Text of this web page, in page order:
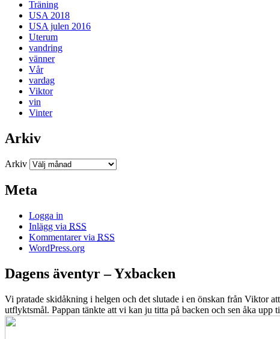
Träning
USA 2018
USA julen 2016
Uterum
vandring
vänner
Vår
vardag
Viktor
vin
Vinter
Arkiv
Arkiv
Meta
Logga in
Inlägg via RSS
Kommentarer via RSS
WordPress.org
Dagens äventyr – Yxbacken
Vi pratade skidåkning i helgen och det slutade i en önskan från Viktor
utflyktsmål. Pappan tänkte att vi kan ju titta på backen och sen åka